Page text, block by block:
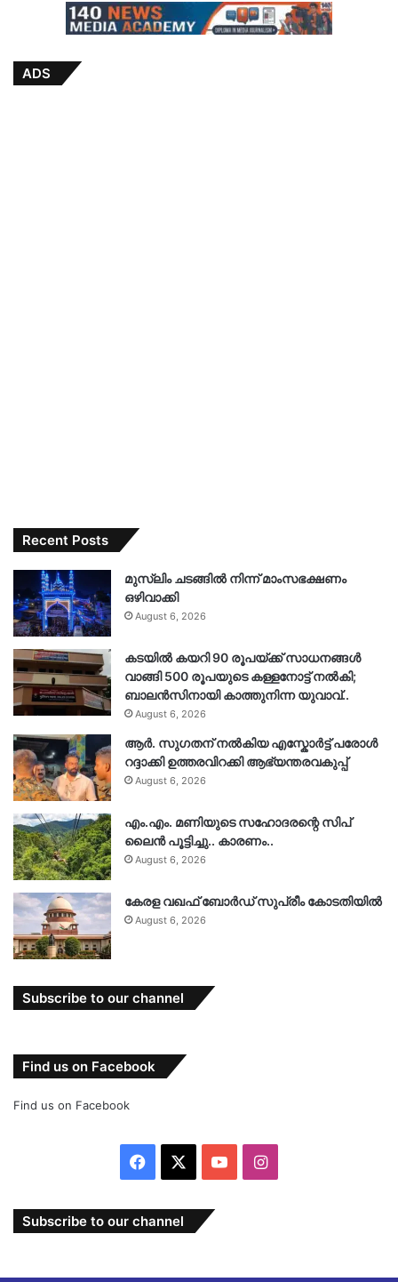
ADS
Recent Posts
മുസ്‌ലിം ചടങ്ങിൽ നിന്ന് മാംസഭക്ഷണം
ഒഴിവാക്കി
August 6, 2026
കടയിൽ കയറി 90 രൂപയ്ക്ക് സാധനങ്ങൾ
വാങ്ങി 500 രൂപയുടെ കള്ളനോട്ട് നൽകി;
ബാലൻസിനായി കാത്തുനിന്ന യുവാവ്..
August 6, 2026
ആർ. സു​ഗതന് നൽകിയ എസ്കോർട്ട് പരോൾ
റദ്ദാക്കി ഉത്തരവിറക്കി ആഭ്യന്തരവകുപ്പ്
August 6, 2026
എം.എം. മണിയുടെ സഹോദരന്റെ സിപ്
ലൈൻ പൂട്ടിച്ചു.. കാരണം..
August 6, 2026
കേരള വഖഫ് ബോർഡ് സുപ്രീം കോടതിയിൽ
August 6, 2026
Subscribe to our channel
Find us on Facebook
Find us on Facebook
Facebook YouTubeInstagram
Subscribe to our channel